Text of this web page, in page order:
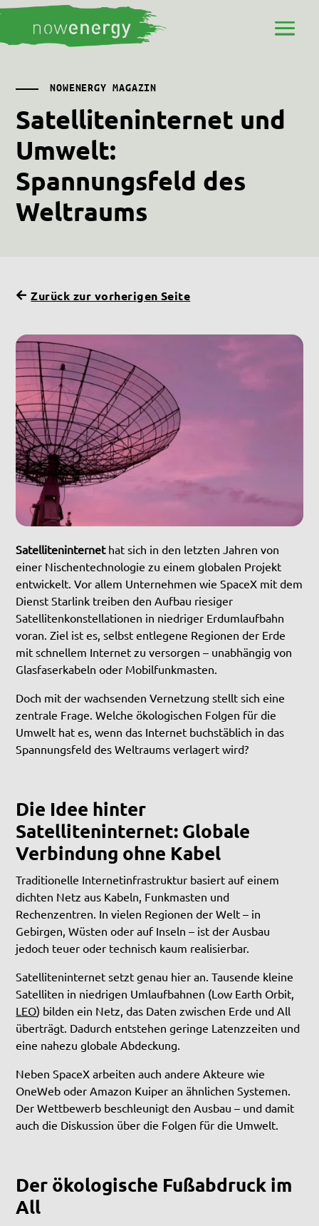
NOWENERGY MAGAZIN
Satelliteninternet und
Umwelt:
Spannungsfeld des
Weltraums
Satelliteninternethat sich in den letzten Jahren von
einer Nischentechnologie zu einem globalen Projekt
entwickelt. Vor allem Unternehmen wie SpaceX mit dem
Dienst Starlink treiben den Aufbau riesiger
Satellitenkonstellationen in niedriger Erdumlaufbahn
voran. Ziel ist es, selbst entlegene Regionen der Erde
mit schnellem Internet zu versorgen – unabhängig von
Glasfaserkabeln oder Mobilfunkmasten.
Doch mit der wachsenden Vernetzung stellt sich eine
zentrale Frage. Welche ökologischen Folgen für die
Umwelt hat es, wenn das Internet buchstäblich in das
Spannungsfeld des Weltraums verlagert wird?
Die Idee hinter
Satelliteninternet: Globale
Verbindung ohne Kabel
Traditionelle Internetinfrastruktur basiert auf einem
dichten Netz aus Kabeln, Funkmasten und
Rechenzentren. In vielen Regionen der Welt – in
Gebirgen, Wüsten oder auf Inseln – ist der Ausbau
jedoch teuer oder technisch kaum realisierbar.
Satelliteninternet setzt genau hier an. Tausende kleine
Satelliten in niedrigen Umlaufbahnen (Low Earth Orbit,
LEO) bilden ein Netz, das Daten zwischen Erde und All
überträgt. Dadurch entstehen geringe Latenzzeiten und
eine nahezu globale Abdeckung.
Neben SpaceX arbeiten auch andere Akteure wie
OneWeb oder Amazon Kuiper an ähnlichen Systemen.
Der Wettbewerb beschleunigt den Ausbau – und damit
auch die Diskussion über die Folgen für die Umwelt.
Der ökologische Fußabdruck im
All
Zurück zur vorherigen Seite